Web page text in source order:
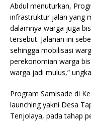
Abdul menuturkan,
infrastruktur jalan yang
dalamnya warga juga
tersebut. Jalanan ini
sehingga mo­bilisasi
perekono­mian warga
warga jadi mulus,”
Program Samisade di
launching yakni Desa
Tenjolaya, pada tahap